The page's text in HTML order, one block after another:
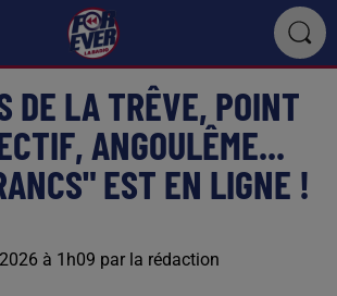
DE LA TRÊVE, POINT
ANGOULÊME...
EST EN LIGNE !
à 1h09 par la rédaction